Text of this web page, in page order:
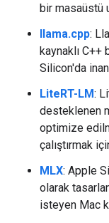
bir masaüstü
llama.cpp:
kaynaklı C++
Silicon'da
LiteRT-LM:
desteklenen
optimize
çalıştırmak
MLX: Apple
olarak
isteyen Mac